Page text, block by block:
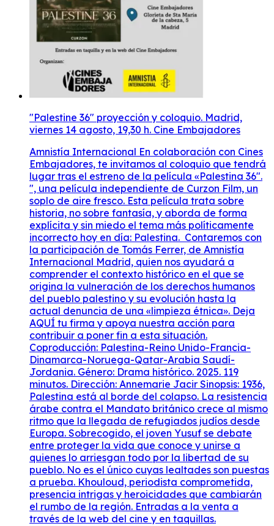
"Palestine 36" proyección y coloquio. Madrid,
viernes 14 agosto, 19,30 h. Cine Embajadores
Amnistía Internacional En colaboración con Cines
Embajadores, te invitamos al coloquio que tendrá
lugar tras el estreno de la película «Palestina 36″.
", ​​una película independiente de Curzon Film, un
soplo de aire fresco. Esta película trata sobre
historia, no sobre fantasía, y aborda de forma
explícita y sin miedo el tema más políticamente
incorrecto hoy en día: Palestina. Contaremos con
la participación de Tomás Ferrer, de Amnistía
Internacional Madrid, quien nos ayudará a
comprender el contexto histórico en el que se
origina la vulneración de los derechos humanos
del pueblo palestino y su evolución hasta la
actual denuncia de una «limpieza étnica». Deja
AQUÍ tu firma y apoya nuestra acción para
contribuir a poner fin a esta situación.
Coproducción: Palestina-Reino Unido-Francia-
Dinamarca-Noruega-Qatar-Arabia Saudí-
Jordania. Género: Drama histórico. 2025. 119
minutos. Dirección: Annemarie Jacir Sinopsis: 1936,
Palestina está al borde del colapso. La resistencia
árabe contra el Mandato británico crece al mismo
ritmo que la llegada de refugiados judíos desde
Europa. Sobrecogido, el joven Yusuf se debate
entre proteger la vida que conoce y unirse a
quienes lo arriesgan todo por la libertad de su
pueblo. No es el único cuyas lealtades son puestas
a prueba. Khouloud, periodista comprometida,
presencia intrigas y heroicidades que cambiarán
el rumbo de la región. Entradas a la venta a
través de la web del cine y en taquillas.